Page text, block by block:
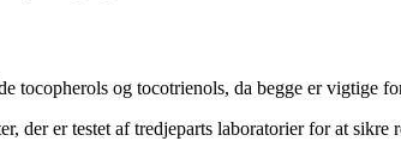
tocopherols og tocotrienols, da begge er vigtige
der er testet af tredjeparts laboratorier for at sikre